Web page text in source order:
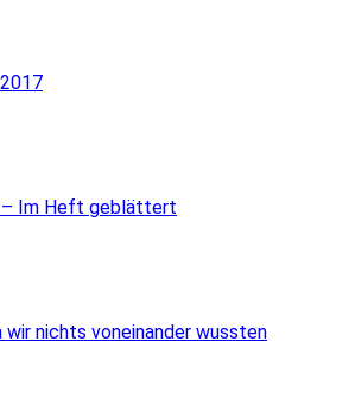
– Im Heft geblättert
wir nichts voneinander wussten